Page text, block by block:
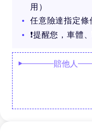
用）
任意險達指定
❗提醒您，車體
賠他人